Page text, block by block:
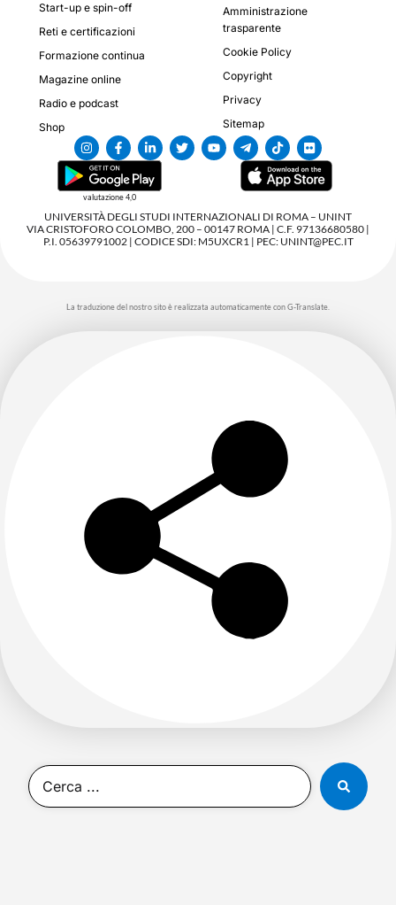
Start-up e spin-off
Reti e certificazioni
Formazione continua
Magazine online
Radio e podcast
Shop
Amministrazione
trasparente
Cookie Policy
Copyright
Privacy
Sitemap
valutazione 4,0
UNIVERSITÀ DEGLI STUDI INTERNAZIONALI DI ROMA – UNINT
VIA CRISTOFORO COLOMBO, 200 – 00147 ROMA | C.F. 97136680580 |
P.I. 05639791002 | CODICE SDI: M5UXCR1 | PEC: UNINT@PEC.IT
La traduzione del nostro sito è realizzata automaticamente con G-Translate.